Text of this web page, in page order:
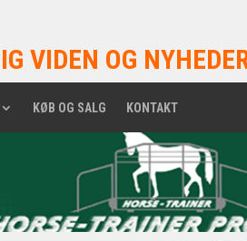
VIDEN OG
KØB OG SALG KONTAKT